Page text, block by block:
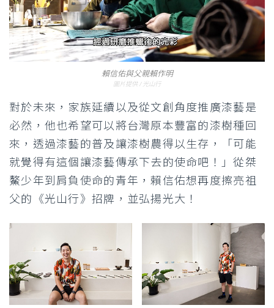
賴信佑與父親賴作明
圖片提供 / 光山行
對於未來，家族延續以及從文創角度推廣漆藝是
必然，他也希望可以將台灣原本豐富的漆樹種回
來，透過漆藝的普及讓漆樹農得以生存，「可能
就覺得有這個讓漆藝傳承下去的使命吧！」從桀
鰲少年到肩負使命的青年，賴信佑想再度擦亮祖
父的《光山行》招牌，並弘揚光大！